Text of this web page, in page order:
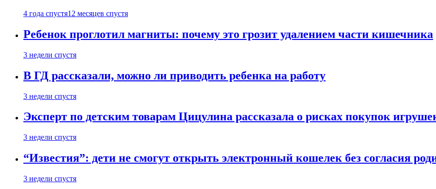
4 года спустя12 месяцев спустя
Ребенок проглотил магниты: почему это грозит удалением части кишечника
3 недели спустя
В ГД рассказали, можно ли приводить ребенка на работу
3 недели спустя
Эксперт по детским товарам Цицулина рассказала о рисках покупок
3 недели спустя
“Известия”: дети не смогут открыть электронный кошелек без согласия
3 недели спустя